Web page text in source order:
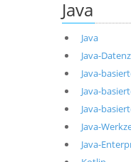
Java
Java
Java-
Java-
Java-
Java-
Java-
Java-